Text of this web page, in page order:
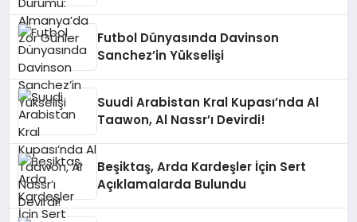
Futbol Dünyasında Davinson
Sanchez’in Yükselişi
Suudi Arabistan Kral Kupası’nda Al
Taawon, Al Nassr’ı Devirdi!
Beşiktaş, Arda Kardeşler İçin Sert
Açıklamalarda Bulundu